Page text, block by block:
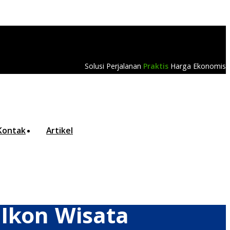
Solusi Perjalanan Praktis Harga Ekonomis
Artikel
Wisata